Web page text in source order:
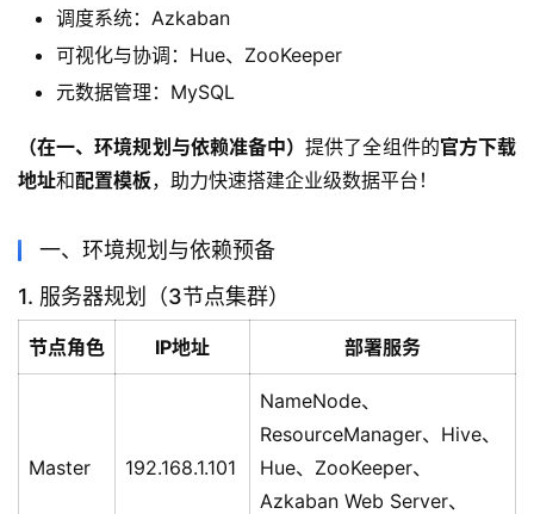
调度系统‌：Azkaban
可视化与协调‌：Hue、ZooKeeper
元数据管理‌：MySQL
（在一、环境规划与依赖准备‌中）提供了全组件的官方下载
，助力快速搭建企业级数据平台！
一、环境规划与依赖预备‌
1. 服务器规划（3节点集群）
节点角色 IP地址 部署服务
Master‌ 192.168.1.101
NameNode、
ResourceManager、Hive、
Hue、ZooKeeper、
Azkaban Web Server、